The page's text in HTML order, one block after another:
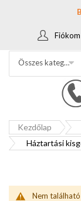
Fiókom
Összes kategória
Kezdőlap
Háztartási
Nem